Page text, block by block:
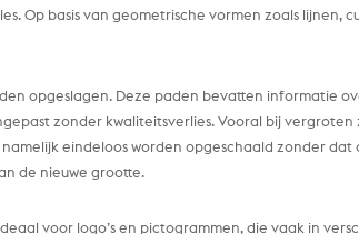
Op basis van geometrische vormen zoals
opgeslagen. Deze paden bevatten informatie
zonder kwaliteitsverlies. Vooral bij
eindeloos worden opgeschaald zonder
de nieuwe grootte.
voor logo’s en pictogrammen, die vaak in